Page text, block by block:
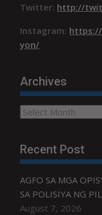
Twitter: http://
Instagram:
yon/
Archives
Archives
Recent Post
AGFO SA MGA
SA POLISIYA NG
August 7, 2026